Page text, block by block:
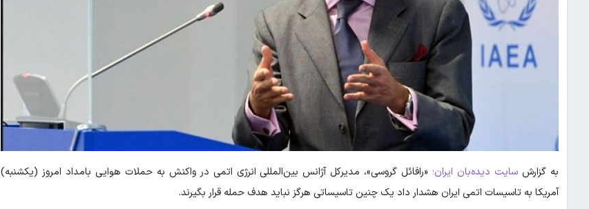
به گزارش سایت دیده‌بان ایران؛ «رافائل گروسی»، مدیرکل آژانس بین‌المللی انرژی اتمی در واکنش به حملات هوایی بامداد امروز (یکشنبه)
آمریکا به تاسیسات اتمی ایران هشدار داد یک چنین تاسیساتی هرگز نباید هدف حمله قرار بگیرند.